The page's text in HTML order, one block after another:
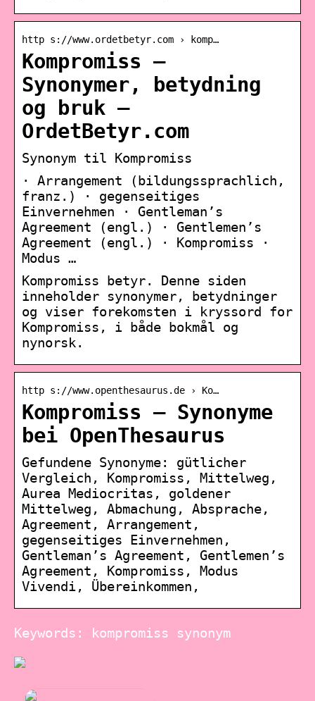
http s://www.ordetbetyr.com › komp…
Kompromiss —
Synonymer, betydning
og bruk –
OrdetBetyr.com
Synonym til Kompromiss
· Arrangement (bildungssprachlich,
franz.) · gegenseitiges
Einvernehmen · Gentleman’s
Agreement (engl.) · Gentlemen’s
Agreement (engl.) · Kompromiss ·
Modus …
Kompromiss betyr. Denne siden
inneholder synonymer, betydninger
og viser forekomsten i kryssord for
Kompromiss, i både bokmål og
nynorsk.
http s://www.openthesaurus.de › Ko…
Kompromiss – Synonyme
bei OpenThesaurus
Gefundene Synonyme: gütlicher
Vergleich, Kompromiss, Mittelweg,
Aurea Mediocritas, goldener
Mittelweg, Abmachung, Absprache,
Agreement, Arrangement,
gegenseitiges Einvernehmen,
Gentleman’s Agreement, Gentlemen’s
Agreement, Kompromiss, Modus
Vivendi, Übereinkommen,
Keywords: kompromiss synonym